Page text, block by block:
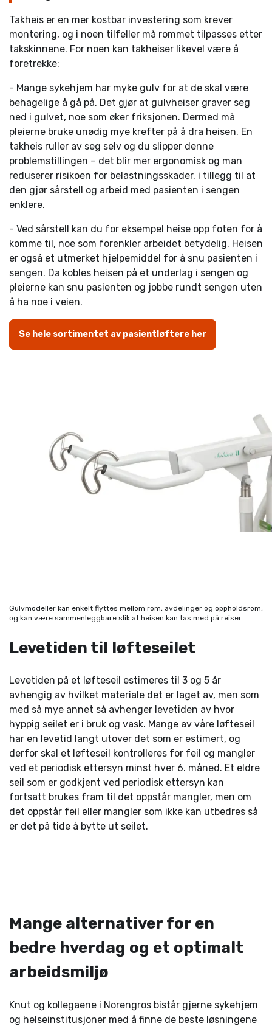
Takheis er en mer kostbar investering som krever
montering, og i noen tilfeller må rommet tilpasses etter
takskinnene. For noen kan takheiser likevel være å
foretrekke:
- Mange sykehjem har myke gulv for at de skal være
behagelige å gå på. Det gjør at gulvheiser graver seg
ned i gulvet, noe som øker friksjonen. Dermed må
pleierne bruke unødig mye krefter på å dra heisen. En
takheis ruller av seg selv og du slipper denne
problemstillingen – det blir mer ergonomisk og man
reduserer risikoen for belastningsskader, i tillegg til at
den gjør sårstell og arbeid med pasienten i sengen
enklere.
- Ved sårstell kan du for eksempel heise opp foten for å
komme til, noe som forenkler arbeidet betydelig. Heisen
er også et utmerket hjelpemiddel for å snu pasienten i
sengen. Da kobles heisen på et underlag i sengen og
pleierne kan snu pasienten og jobbe rundt sengen uten
å ha noe i veien.
Se hele sortimentet av pasientløftere her
Gulvmodeller kan enkelt flyttes mellom rom, avdelinger og oppholdsrom,
og kan være sammenleggbare slik at heisen kan tas med på reiser.
Levetiden til løfteseilet
Levetiden på et løfteseil estimeres til 3 og 5 år
avhengig av hvilket materiale det er laget av, men som
med så mye annet så avhenger levetiden av hvor
hyppig seilet er i bruk og vask. Mange av våre løfteseil
har en levetid langt utover det som er estimert, og
derfor skal et løfteseil kontrolleres for feil og mangler
ved et periodisk ettersyn minst hver 6. måned. Et eldre
seil som er godkjent ved periodisk ettersyn kan
fortsatt brukes fram til det oppstår mangler, men om
det oppstår feil eller mangler som ikke kan utbedres så
er det på tide å bytte ut seilet.
Mange alternativer for en
bedre hverdag og et optimalt
arbeidsmiljø
Knut og kollegaene i Norengros bistår gjerne sykehjem
og helseinstitusjoner med å finne de beste løsningene